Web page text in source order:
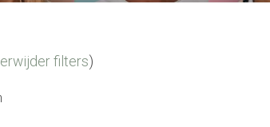
filters)